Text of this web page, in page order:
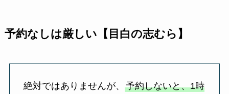
予約なしは厳しい【目白の志むら】
絶対ではありませんが、 予約しないと、1時